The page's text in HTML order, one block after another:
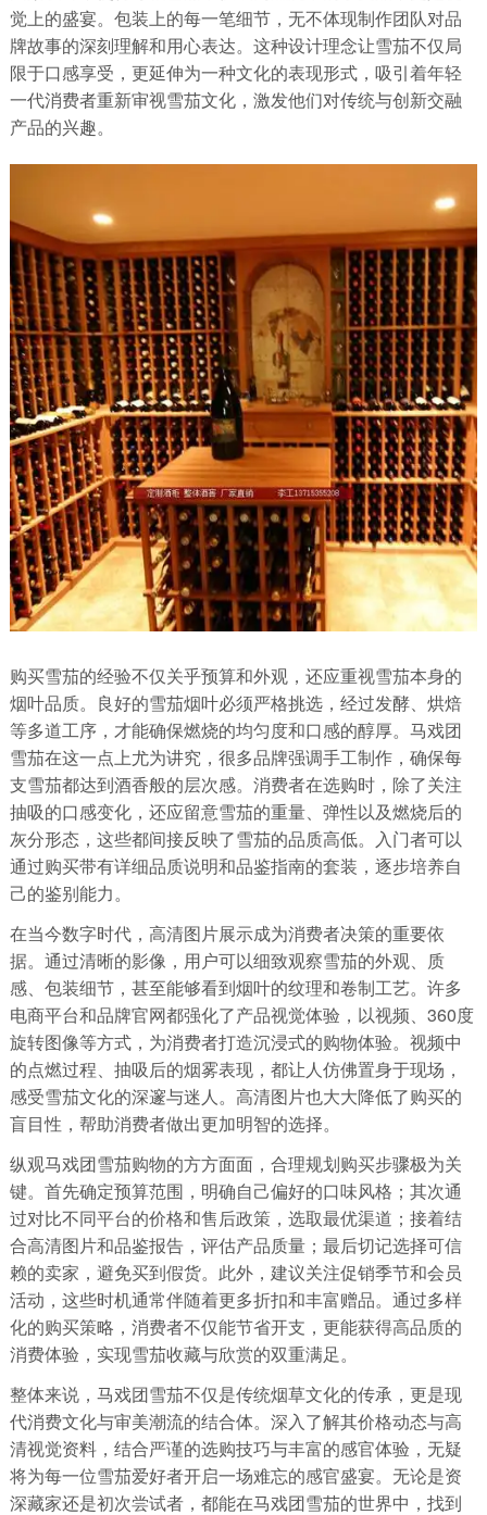
觉上的盛宴。包装上的每一笔细节，无不体现制作团队对品
牌故事的深刻理解和用心表达。这种设计理念让雪茄不仅局
限于口感享受，更延伸为一种文化的表现形式，吸引着年轻
一代消费者重新审视雪茄文化，激发他们对传统与创新交融
产品的兴趣。
购买雪茄的经验不仅关乎预算和外观，还应重视雪茄本身的
烟叶品质。良好的雪茄烟叶必须严格挑选，经过发酵、烘焙
等多道工序，才能确保燃烧的均匀度和口感的醇厚。马戏团
雪茄在这一点上尤为讲究，很多品牌强调手工制作，确保每
支雪茄都达到酒香般的层次感。消费者在选购时，除了关注
抽吸的口感变化，还应留意雪茄的重量、弹性以及燃烧后的
灰分形态，这些都间接反映了雪茄的品质高低。入门者可以
通过购买带有详细品质说明和品鉴指南的套装，逐步培养自
己的鉴别能力。
在当今数字时代，高清图片展示成为消费者决策的重要依
据。通过清晰的影像，用户可以细致观察雪茄的外观、质
感、包装细节，甚至能够看到烟叶的纹理和卷制工艺。许多
电商平台和品牌官网都强化了产品视觉体验，以视频、360度
旋转图像等方式，为消费者打造沉浸式的购物体验。视频中
的点燃过程、抽吸后的烟雾表现，都让人仿佛置身于现场，
感受雪茄文化的深邃与迷人。高清图片也大大降低了购买的
盲目性，帮助消费者做出更加明智的选择。
纵观马戏团雪茄购物的方方面面，合理规划购买步骤极为关
键。首先确定预算范围，明确自己偏好的口味风格；其次通
过对比不同平台的价格和售后政策，选取最优渠道；接着结
合高清图片和品鉴报告，评估产品质量；最后切记选择可信
赖的卖家，避免买到假货。此外，建议关注促销季节和会员
活动，这些时机通常伴随着更多折扣和丰富赠品。通过多样
化的购买策略，消费者不仅能节省开支，更能获得高品质的
消费体验，实现雪茄收藏与欣赏的双重满足。
整体来说，马戏团雪茄不仅是传统烟草文化的传承，更是现
代消费文化与审美潮流的结合体。深入了解其价格动态与高
清视觉资料，结合严谨的选购技巧与丰富的感官体验，无疑
将为每一位雪茄爱好者开启一场难忘的感官盛宴。无论是资
深藏家还是初次尝试者，都能在马戏团雪茄的世界中，找到